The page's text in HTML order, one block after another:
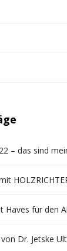
– das sind
Haves für den
Dr. Jetske